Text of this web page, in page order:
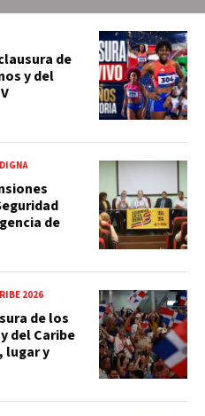
de
y del
de
2026
de los
del Caribe
lugar y